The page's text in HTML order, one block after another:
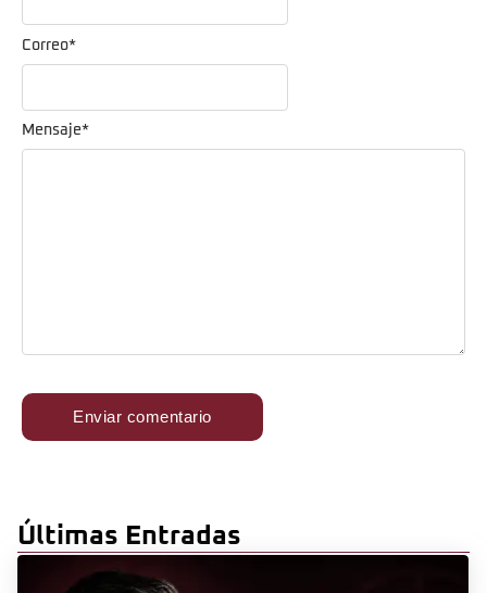
Mensaje*
Correo*
Últimas Entradas